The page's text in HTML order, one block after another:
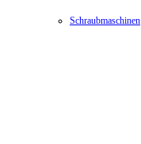
Schraubmaschinen